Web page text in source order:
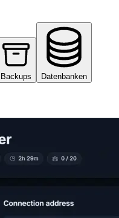
Backups Datenbanken